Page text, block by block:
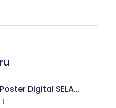
Digital SELA...